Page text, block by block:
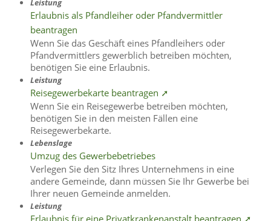
Leistung
Erlaubnis als Pfandleiher oder Pfandvermittler
beantragen
Wenn Sie das Geschäft eines Pfandleihers oder
Pfandvermittlers gewerblich betreiben möchten,
benötigen Sie eine Erlaubnis.
Leistung
Reisegewerbekarte beantragen ➚
Wenn Sie ein Reisegewerbe betreiben möchten,
benötigen Sie in den meisten Fällen eine
Reisegewerbekarte.
Lebenslage
Umzug des Gewerbebetriebes
Verlegen Sie den Sitz Ihres Unternehmens in eine
andere Gemeinde, dann müssen Sie Ihr Gewerbe bei
Ihrer neuen Gemeinde anmelden.
Leistung